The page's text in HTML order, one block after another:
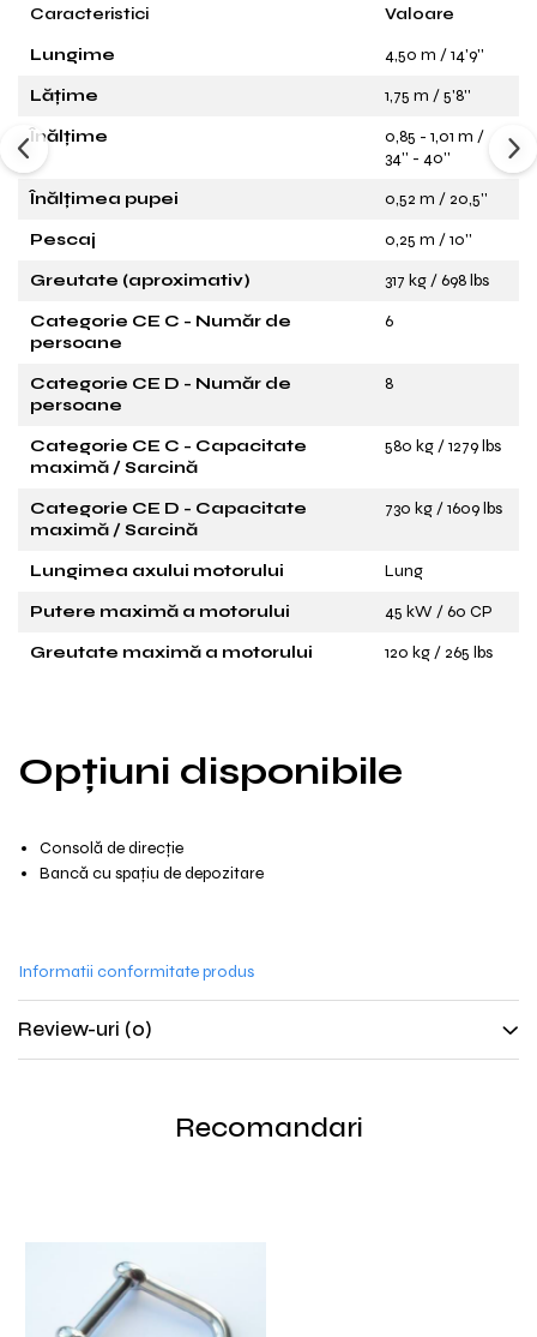
Caracteristici
Valoare
Lungime
4,50 m / 14'9''
Lățime
1,75 m / 5'8''
Înălțime
0,85 - 1,01 m /
34'' - 40''
Înălțimea pupei
0,52 m / 20,5''
Pescaj
0,25 m / 10''
Greutate (aproximativ)
317 kg / 698 lbs
Categorie CE C - Număr de
persoane
6
Categorie CE D - Număr de
persoane
8
Categorie CE C - Capacitate
maximă / Sarcină
580 kg / 1279 lbs
Categorie CE D - Capacitate
maximă / Sarcină
730 kg / 1609 lbs
Lungimea axului motorului
Lung
Putere maximă a motorului
45 kW / 60 CP
Greutate maximă a motorului
120 kg / 265 lbs
Opțiuni disponibile
Consolă de direcție
Bancă cu spațiu de depozitare
Informatii conformitate produs
Review-uri (0)
Recomandari